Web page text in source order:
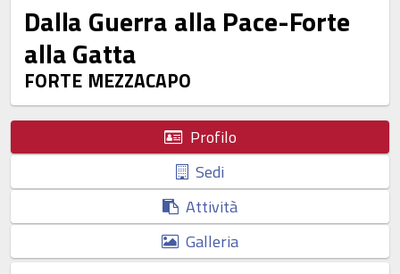
Dalla Guerra alla Pace-Forte
alla Gatta
FORTE MEZZACAPO
Profilo
Sedi
Attività
Galleria